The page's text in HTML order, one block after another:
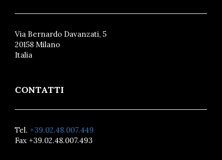
Via Bernardo Davanzati, 5
20158 Milano
Italia
CONTATTI
Tel. +39.02.48.007.449
Fax +39.02.48.007.493